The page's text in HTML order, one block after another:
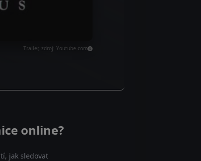
Trailer, zdroj: Youtube.com
online?
jak sledovat